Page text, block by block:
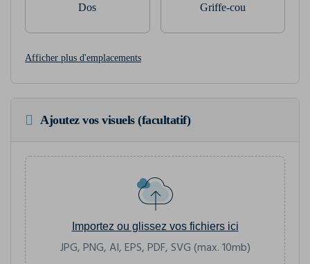
Dos Griffe-cou
Afficher plus d'emplacements
Ajoutez vos visuels (facultatif)
Importez ou glissez vos fichiers ici
JPG, PNG, AI, EPS, PDF, SVG (max. 10mb)